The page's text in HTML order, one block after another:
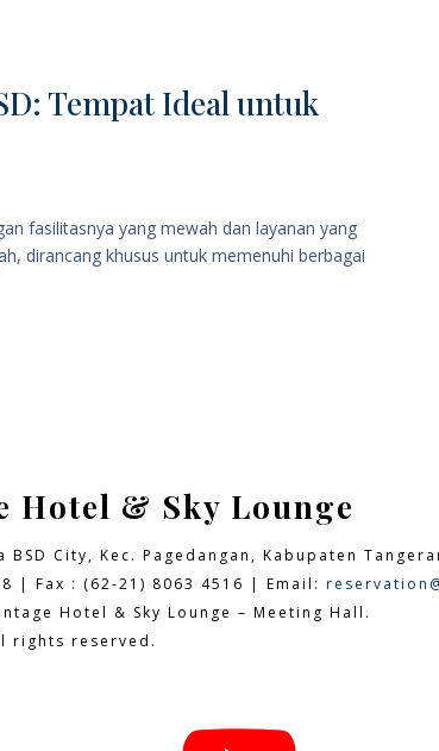
Tempat Ideal untuk
fasilitasnya yang mewah dan layanan yang
dirancang khusus untuk memenuhi berbagai
Hotel & Sky Lounge
BSD City, Kec. Pagedangan, Kabupaten
| Fax : (62-21) 8063 4516 | Email:
Hotel & Sky Lounge – Meeting Hall.
rights reserved.